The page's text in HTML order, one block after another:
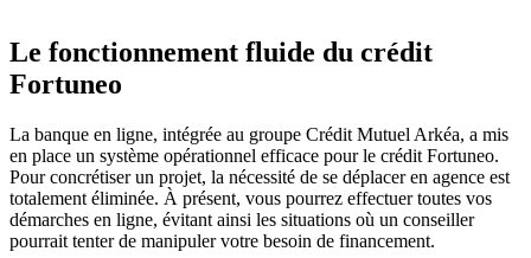
Le fonctionnement fluide du crédit
Fortuneo
La banque en ligne, intégrée au groupe Crédit Mutuel Arkéa, a mis
en place un système opérationnel efficace pour le crédit Fortuneo.
Pour concrétiser un projet, la nécessité de se déplacer en agence est
totalement éliminée. À présent, vous pourrez effectuer toutes vos
démarches en ligne, évitant ainsi les situations où un conseiller
pourrait tenter de manipuler votre besoin de financement.